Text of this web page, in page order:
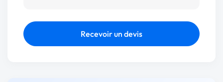
Recevoir un devis